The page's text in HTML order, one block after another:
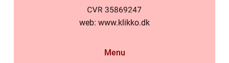
web: www.klikko.dk
Menu